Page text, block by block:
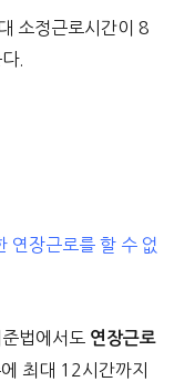
소정근로시간이 8
.
연장근로를 할 수 없
법에서도 연장근로
최대 12시간까지